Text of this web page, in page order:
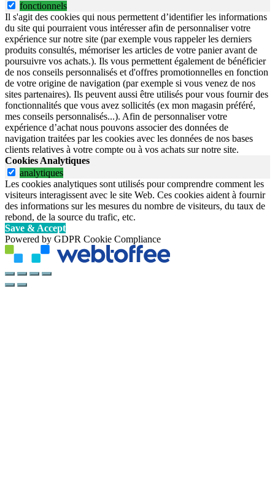
fonctionnels
Il s'agit des cookies qui nous permettent d’identifier les informations
du site qui pourraient vous intéresser afin de personnaliser votre
expérience sur notre site (par exemple vous rappeler les derniers
produits consultés, mémoriser les articles de votre panier avant de
poursuivre vos achats.). Ils vous permettent également de bénéficier
de nos conseils personnalisés et d'offres promotionnelles en fonction
de votre origine de navigation (par exemple si vous venez de nos
sites partenaires). Ils peuvent aussi être utilisés pour vous fournir des
fonctionnalités que vous avez sollicités (ex mon magasin préféré,
mes conseils personnalisés...). Afin de personnaliser votre
expérience d’achat nous pouvons associer des données de
navigation traitées par les cookies avec les données de nos bases
clients relatives à votre compte ou à vos achats sur notre site.
Cookies Analytiques
analytiques
Les cookies analytiques sont utilisés pour comprendre comment les
visiteurs interagissent avec le site Web. Ces cookies aident à fournir
des informations sur les mesures du nombre de visiteurs, du taux de
rebond, de la source du trafic, etc.
Save & Accept
Powered by GDPR Cookie Compliance